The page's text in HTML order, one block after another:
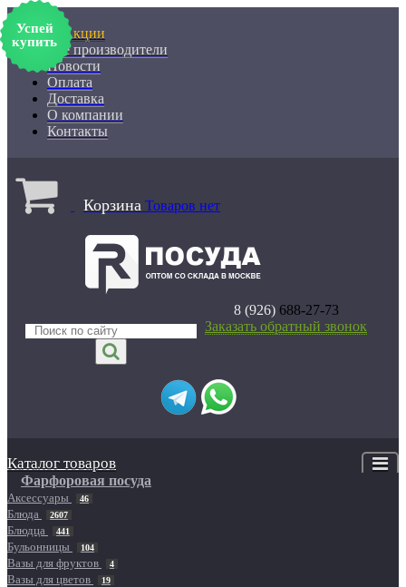
% Акции
Все производители
Новости
Оплата
Доставка
О компании
Контакты
Корзина Товаров нет
8 (926)688-27-73
Заказать обратный звонок
Каталог товаров
Фарфоровая посуда
Аксессуары 46
Блюда 2607
Блюдца 441
Бульонницы 104
Вазы для фруктов 4
Вазы для цветов 19
Успей
купить